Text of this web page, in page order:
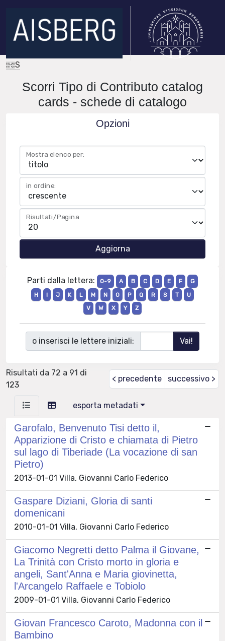
IRIS
Scorri Tipo di Contributo catalog
cards - schede di catalogo
Opzioni
Mostra elenco per:
in ordine:
Risultati/Pagina
Parti dalla lettera: 0-9 A B C D E F
G
H
I J K L M N O P Q R S T
U
V
W X Y Z
o inserisci le lettere iniziali:
Risultati da 72 a 91 di
123
< precedente successivo >
esporta metadati
Garofalo, Benvenuto Tisi detto il,
Apparizione di Cristo e chiamata di Pietro
sul lago di Tiberiade (La vocazione di san
Pietro)
2013-01-01 Villa, Giovanni Carlo Federico
Gaspare Diziani, Gloria di santi
domenicani
2010-01-01 Villa, Giovanni Carlo Federico
Giacomo Negretti detto Palma il Giovane,
La Trinità con Cristo morto in gloria e
angeli, Sant'Anna e Maria giovinetta,
l'Arcangelo Raffaele e Tobiolo
2009-01-01 Villa, Giovanni Carlo Federico
Giovan Francesco Caroto, Madonna con il
Bambino